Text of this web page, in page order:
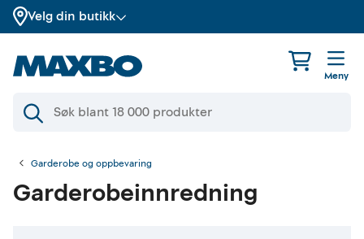
Velg din butikk
Meny
Garderobe og oppbevaring
Garderobeinnredning